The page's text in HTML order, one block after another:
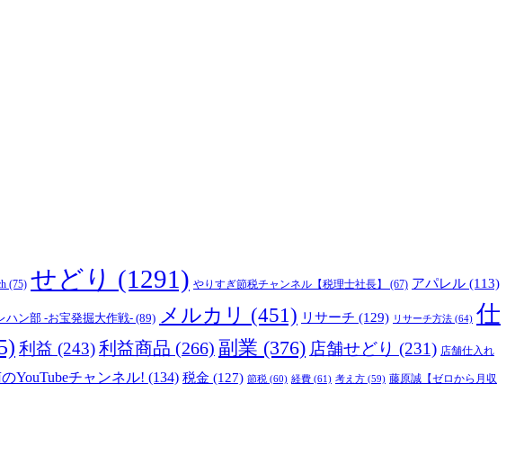
(75) せどり (1291) やりすぎ節税チャンネル【税理士社長】 (67) アパレル (113)
ハン部 -お宝発掘大作戦-(89) メルカリ (451) リサーチ (129) リサーチ方法 (64) 仕
利益 (243)利益商品 (266) 副業 (376) 店舗せどり (231) 店舗仕入れ
YouTubeチャンネル! (134) 税金 (127) 節税 (60) 経費 (61) 考え方 (59) 藤原誠【ゼロから月収